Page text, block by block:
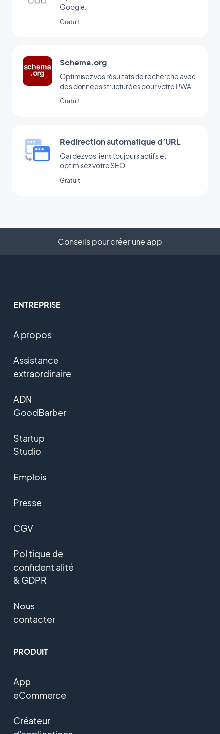
Google.
Gratuit
Schema.org
Optimisez vos résultats de recherche avec
des données structurées pour votre PWA.
Gratuit
Redirection automatique d’URL
Gardez vos liens toujours actifs et
optimisez votre SEO
Gratuit
Conseils pour créer une app
ENTREPRISE
A propos
Assistance
extraordinaire
ADN
GoodBarber
Startup
Studio
Emplois
Presse
CGV
Politique de
confidentialité
& GDPR
Nous
contacter
PRODUIT
App
eCommerce
Créateur